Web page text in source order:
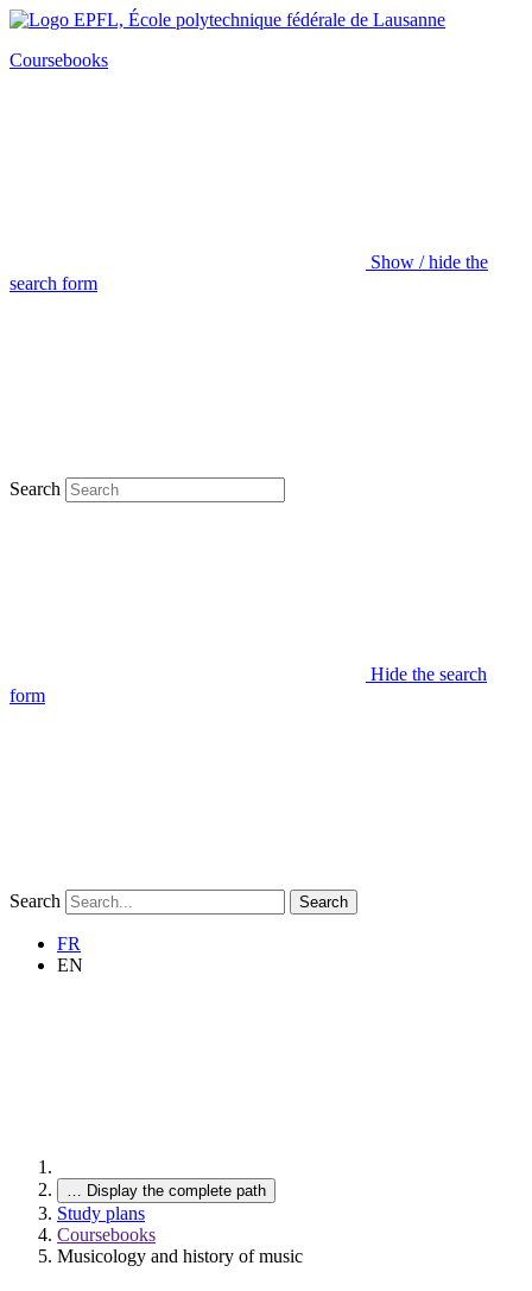
Coursebooks
Show / hide the
search form
Search
Hide the search
form
Search Search
FR
EN
… Display the complete path
Study plans
Coursebooks
Musicology and history of music